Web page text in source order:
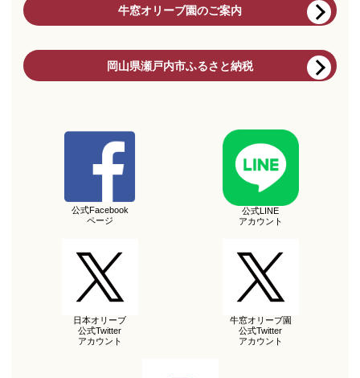
牛窓オリーブ園のご案内
岡山県瀬戸内市ふるさと納税
公式Facebook
ページ
公式LINE
アカウント
日本オリーブ
公式Twitter
アカウント
牛窓オリーブ園
公式Twitter
アカウント